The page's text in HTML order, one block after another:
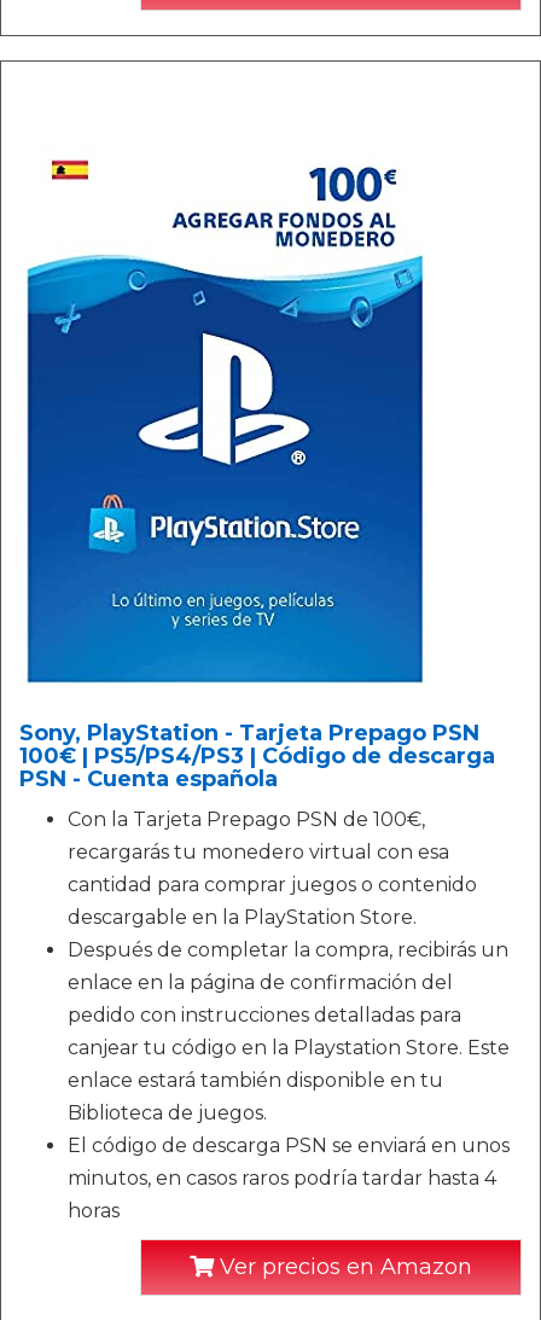
Sony, PlayStation - Tarjeta Prepago PSN
100€ | PS5/PS4/PS3 | Código de descarga
PSN - Cuenta española
Con la Tarjeta Prepago PSN de 100€,
recargarás tu monedero virtual con esa
cantidad para comprar juegos o contenido
descargable en la PlayStation Store.
Después de completar la compra, recibirás un
enlace en la página de confirmación del
pedido con instrucciones detalladas para
canjear tu código en la Playstation Store. Este
enlace estará también disponible en tu
Biblioteca de juegos.
El código de descarga PSN se enviará en unos
minutos, en casos raros podría tardar hasta 4
horas
Ver precios en Amazon